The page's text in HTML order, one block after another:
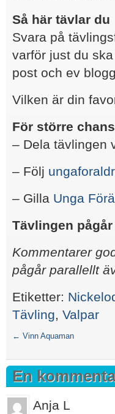
Så här tävlar du
Svara på
varför just du
post och ev
Vilken är din
För större
– Dela tävlingen
– Följ
– Gilla Unga
Tävlingen
Kommentarer
pågår parallellt
Etiketter:
Tävling, Valpar
← Vinn Aquaman
En
Anja L